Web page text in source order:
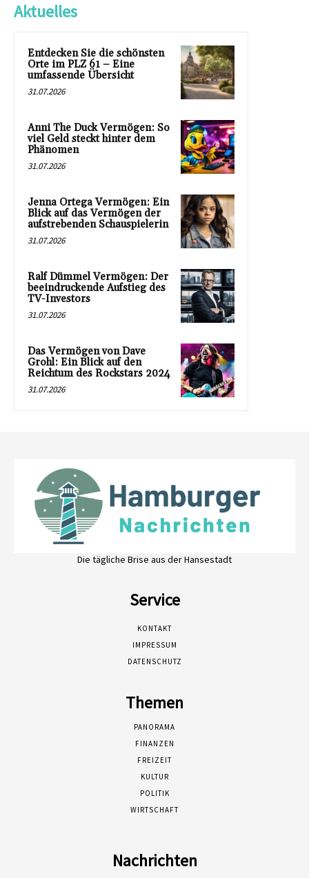
Aktuelles
Entdecken Sie die schönsten
Orte im PLZ 61 – Eine
umfassende Übersicht
31.07.2026
Anni The Duck Vermögen: So
viel Geld steckt hinter dem
Phänomen
31.07.2026
Jenna Ortega Vermögen: Ein
Blick auf das Vermögen der
aufstrebenden Schauspielerin
31.07.2026
Ralf Dümmel Vermögen: Der
beeindruckende Aufstieg des
TV-Investors
31.07.2026
Das Vermögen von Dave
Grohl: Ein Blick auf den
Reichtum des Rockstars 2024
31.07.2026
Die tägliche Brise aus der Hansestadt
Service
KONTAKT
IMPRESSUM
DATENSCHUTZ
Themen
PANORAMA
FINANZEN
FREIZEIT
KULTUR
POLITIK
WIRTSCHAFT
Nachrichten